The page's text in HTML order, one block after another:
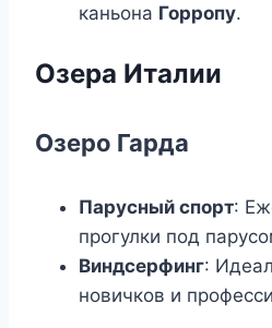
каньона Горропу.
Озера Италии
Озеро Гарда
Парусный спорт:
прогулки под
Виндсерфинг:
новичков и